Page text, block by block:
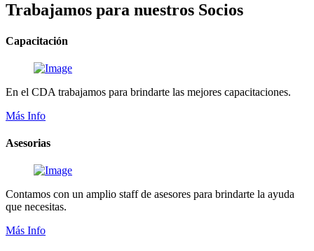
Trabajamos para nuestros Socios
Capacitación
En el CDA trabajamos para brindarte las mejores capacitaciones.
Más Info
Asesorias
Contamos con un amplio staff de asesores para brindarte la ayuda
que necesitas.
Más Info